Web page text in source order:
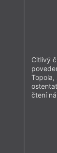
Citlivý
čtení